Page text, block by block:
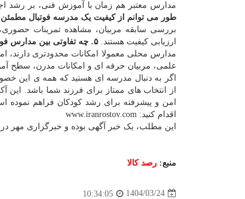
مدارس معتبر هم زمان با آموزش فنی، بر رشد
طور می توانم از کیفیت یک مدرسه فوتبال
بررسی سابقه مربیان، مشاهده تمرینات
ارزیابی کیفیت هستند. ۵. چه تفاوتی بین مدارس فوتبال محلی و آکادمی های برند وجود دارد؟
مدارس محلی معمولا امکانات محدودتری دارند،
علمی، مربیان حرفه ای و امکانات مدرن، سطح
اگر به دنبال مدرسه ای هستید که همه ی این
از انتخاب های ممتاز برای فرزند شما باشد.
امن و پیشرفته برای رشد کودکان فراهم نموده
اقدام کنید: www.iranrostov.com
این مطلب، یک خبر آگهی بوده و خبرگزاری مهر
منبع: رصد كالا
1404/03/24
10:34:05